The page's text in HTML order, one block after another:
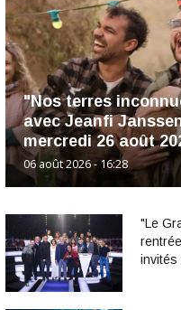
"Nos terres
avec Jeanfi
mercredi 26 août
06 août 2026 - 16:28
"Le
invités